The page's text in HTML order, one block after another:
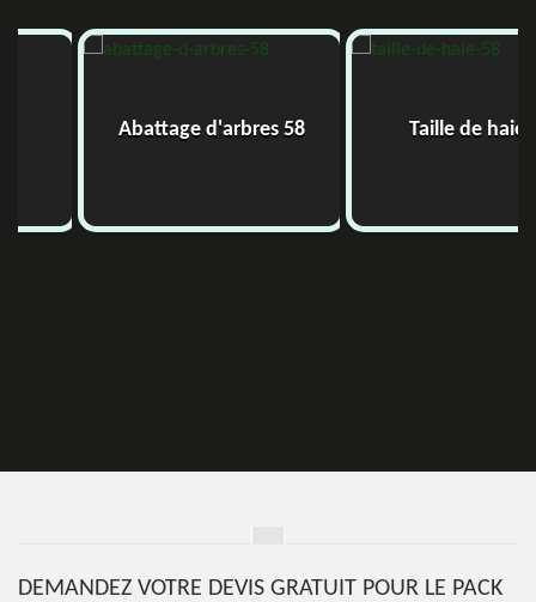
Abattage d'arbres 58 Taille de haie
DEMANDEZ VOTRE DEVIS GRATUIT POUR LE PACK